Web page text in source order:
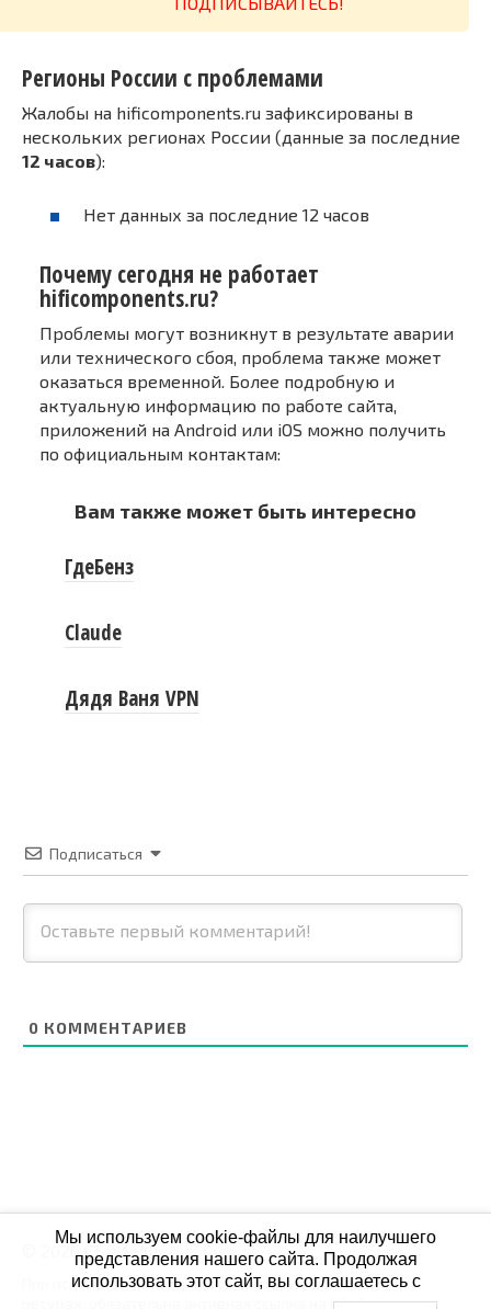
Регионы России с проблемами
Жалобы на hificomponents.ru зафиксированы в
нескольких регионах России (данные за последние
12 часов):
Нет данных за последние 12 часов
Почему сегодня не работает
hificomponents.ru?
Проблемы могут возникнут в результате аварии
или технического сбоя, проблема также может
оказаться временной. Более подробную и
актуальную информацию по работе сайта,
приложений на Android или iOS можно получить
по официальным контактам:
Вам также может быть интересно
ГдеБенз
Claude
Дядя Ваня VPN
Подписаться
0 КОММЕНТАРИЕВ
© 2026 СБОЙ.РФ
При использовании данных мониторинга на своих
ресурах, обязательна активная ссылка на Сбой.рф
Мы используем cookie-файлы для наилучшего
представления нашего сайта. Продолжая
использовать этот сайт, вы соглашаетесь с